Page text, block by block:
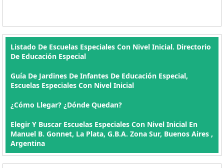
Listado De Escuelas Especiales Con Nivel Inicial. Directorio
De Educación Especial
Guía De Jardines De Infantes De Educación Especial,
Escuelas Especiales Con Nivel Inicial
¿Cómo Llegar? ¿Dónde Quedan?
Elegir Y Buscar Escuelas Especiales Con Nivel Inicial En
Manuel B. Gonnet, La Plata, G.B.A. Zona Sur, Buenos Aires ,
Argentina